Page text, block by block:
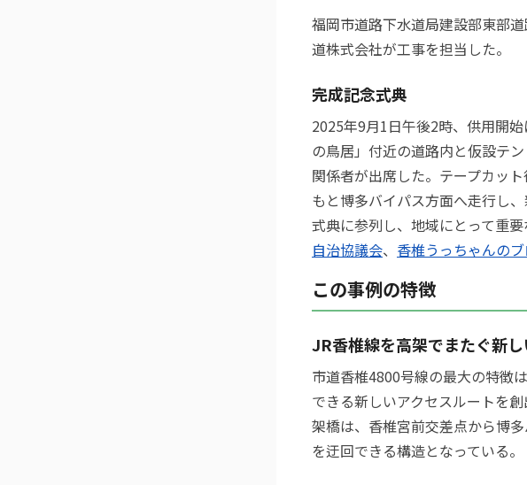
福岡市道路下水道局建設部東部
道株式会社が工事を担当した。
完成記念式典
2025年9月1日午後2時、供用開
の鳥居」付近の道路内と仮設テ
関係者が出席した。テープカッ
もと博多バイパス方面へ走行し
式典に参列し、地域にとって重
自治協議会、 香椎うっちゃんの
この事例の特徴
JR香椎線を高架でまたぐ新
市道香椎4800号線の最大の特徴
できる新しいアクセスルートを
架橋は、香椎宮前交差点から博
を迂回できる構造となっている。